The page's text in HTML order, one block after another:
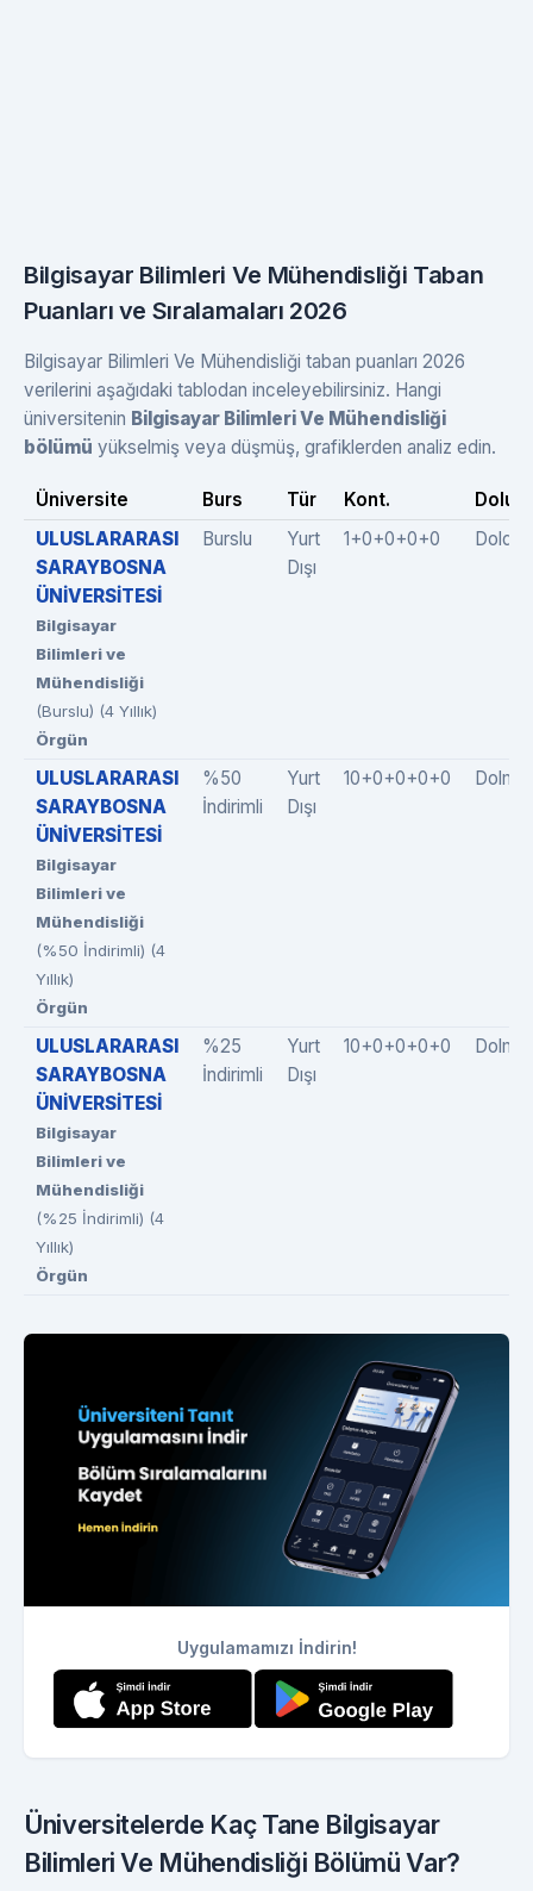
Bilgisayar Bilimleri Ve Mühendisliği Taban
Puanları ve Sıralamaları 2026
Bilgisayar Bilimleri Ve Mühendisliği taban puanları 2026
verilerini aşağıdaki tablodan inceleyebilirsiniz. Hangi
üniversitenin Bilgisayar Bilimleri Ve Mühendisliği
bölümü yükselmiş veya düşmüş, grafiklerden analiz edin.
Üniversite Burs Tür Kont.
ULUSLARARASI
SARAYBOSNA
ÜNİVERSİTESİ
Bilgisayar
Bilimleri ve
Mühendisliği
(Burslu) (4 Yıllık)
Örgün
Burslu
Yurt
Dışı
1+0+0+0+0 Doldu#
ULUSLARARASI
SARAYBOSNA
ÜNİVERSİTESİ
Bilgisayar
Bilimleri ve
Mühendisliği
(%50 İndirimli) (4
Yıllık)
Örgün
%50
İndirimli
Yurt
Dışı
10+0+0+0+0
ULUSLARARASI
SARAYBOSNA
ÜNİVERSİTESİ
Bilgisayar
Bilimleri ve
Mühendisliği
(%25 İndirimli) (4
Yıllık)
Örgün
%25
İndirimli
Yurt
Dışı
10+0+0+0+0
Uygulamamızı İndirin!
Üniversitelerde Kaç Tane Bilgisayar
Bilimleri Ve Mühendisliği Bölümü Var?